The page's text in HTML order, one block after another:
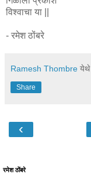
विश्वाचा या ||
- रमेश ठोंबरे
Ramesh Thombre येथे
Share
‹
रमेश ठोंबरे